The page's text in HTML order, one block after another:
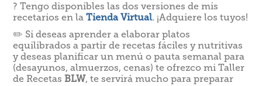
? Tengo disponibles las dos versiones de mis
recetarios en laTienda Virtual. ¡Adquiere los tuyos!
✏️ Si deseas aprender a elaborar platos
equilibrados a partir de recetas fáciles y nutritivas
y deseas planificar un menú o pauta semanal para
(desayunos, almuerzos, cenas) te ofrezco mi Taller
de Recetas BLW, te servirá mucho para preparar